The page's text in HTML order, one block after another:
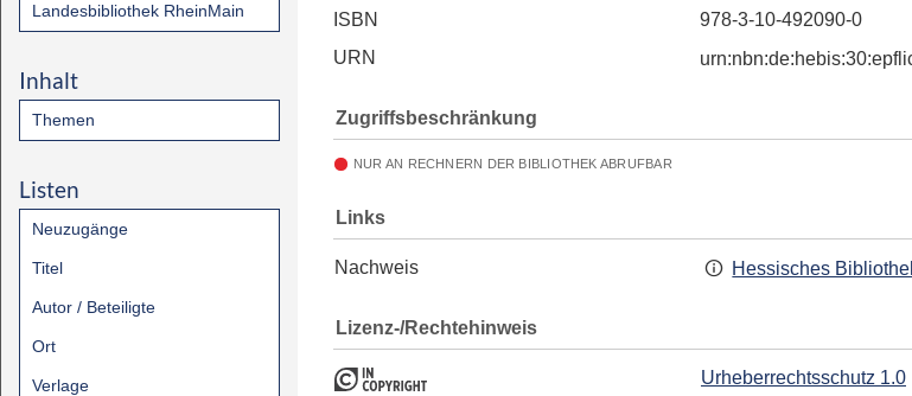
Landesbibliothek RheinMain
Inhalt
Themen
Listen
Neuzugänge
Titel
Autor / Beteiligte
Ort
Verlage
ISBN
978-3-10-492090-0
URN
Zugriffsbeschränkung
NUR AN RECHNERN DER BIBLIOTHEK ABRUFBAR
Links
Nachweis Hessisches
Lizenz-/Rechtehinweis
Urheberrechtsschutz 1.0